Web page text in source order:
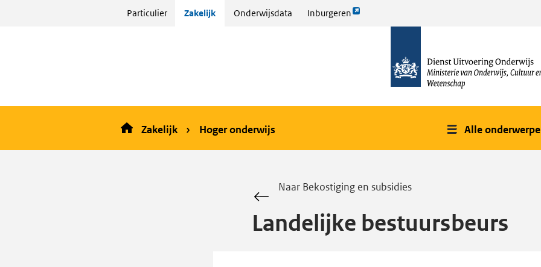
Particulier Zakelijk Onderwijsdata Inburgeren
Link
homepage
Zakelijk Hoger onderwijs Alle
Naar Bekostiging en subsidies
Landelijke bestuursbeurs